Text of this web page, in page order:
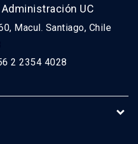
UC
Macul. Santiago, Chile
2 2354 4028